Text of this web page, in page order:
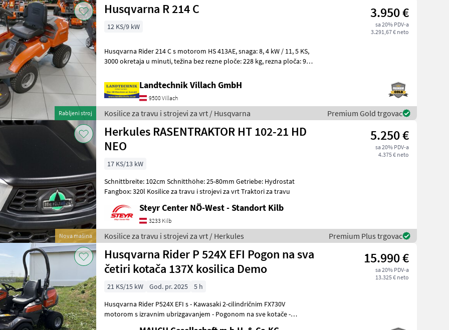
Rabljeni stroj
Husqvarna R 214 C 3.950 €
sa 20% PDV-a
3.291,67 € neto
12 KS/9 kW
Husqvarna Rider 214 C s motorom HS 413AE, snaga: 8, 4 kW / 11, 5 KS,
3000 okretaja u minuti, težina bez rezne ploče: 228 kg, rezna ploča: 94
Landtechnik Villach GmbH
9500 Villach
Kosilice za travu i strojevi za vrt / Husqvarna Premium Gold trgovac
Nova mašina
Herkules RASENTRAKTOR HT 102-21 HD
NEO
5.250 €
sa 20% PDV-a
4.375 € neto
17 KS/13 kW
Schnittbreite: 102cm Schnitthöhe: 25-80mm Getriebe: Hydrostat
Fangbox: 320l Kosilice za travu i strojevi za vrt Traktori za travu
Steyr Center NÖ-West - Standort Kilb
3233 Kilb
Kosilice za travu i strojevi za vrt / Herkules Premium Plus trgovac
Husqvarna Rider P 524X EFI Pogon na sva
četiri kotača 137X kosilica Demo
15.990 €
sa 20% PDV-a
13.325 € neto
21 KS/15 kW God. pr. 2025
5 h
Husqvarna Rider P524X EFI s - Kawasaki 2-cilindričnim FX730V
motorom s izravnim ubrizgavanjem - Pogonom na sve kotače -